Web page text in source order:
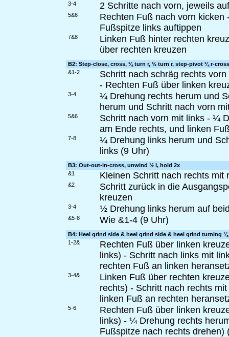
3-4 2 Schritte nach vorn, jeweils
5&6
Rechten Fuß nach vorn
Fußspitze links auftippen
7&8
Linken Fuß hinter rechten
über rechten kreuzen
B2: Step-close, cross, ¼ turn r, ½ turn r, step-pivot ¼ r-
&1-2
Schritt nach schräg rechts
- Rechten Fuß über linken
3-4
¼ Drehung rechts herum und
herum und Schritt nach vorn
5&6
Schritt nach vorn mit links - ¼
am Ende rechts, und linken
7-8
¼ Drehung links herum und
links (9 Uhr)
B3: Out-out-in-cross, unwind ½ l, hold 2x
&1
Kleinen Schritt nach rechts mit
&2
Schritt zurück in die
kreuzen
3-4 ½ Drehung links herum auf
&5-8 Wie &1-4 (9 Uhr)
B4: Heel grind side & heel grind side & heel grind turning
1-2&
Rechten Fuß über linken
links) - Schritt nach links mit
rechten Fuß an linken
3-4&
Linken Fuß über rechten
rechts) - Schritt nach rechts
linken Fuß an rechten
5-6
Rechten Fuß über linken
links) - ¼ Drehung rechts
Fußspitze nach rechts drehen)